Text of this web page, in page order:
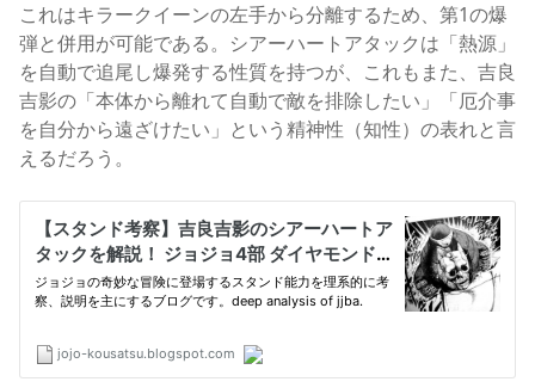
これはキラークイーンの左手から分離するため、第1の爆
弾と併用が可能である。シアーハートアタックは「熱源」
を自動で追尾し爆発する性質を持つが、これもまた、吉良
吉影の「本体から離れて自動で敵を排除したい」「厄介事
を自分から遠ざけたい」という精神性（知性）の表れと言
えるだろう。